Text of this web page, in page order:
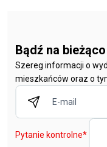
Bądź na
Szereg informacji o
mieszkańców oraz o
Pytanie kontrolne*